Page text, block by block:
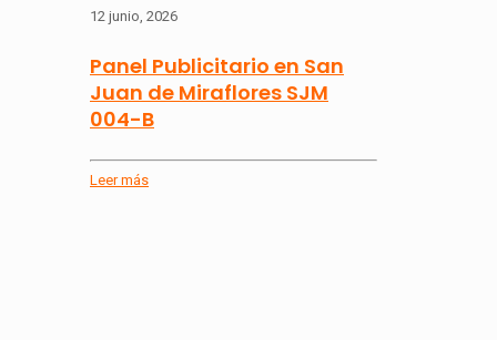
12 junio, 2026
Panel Publicitario en San
Juan de Miraflores SJM
004-B
Leer más